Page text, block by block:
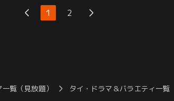
のは…？アチと同じく日本映画に出ること
になったタイトルは、アチにある提案をす
1 2
覧（見放題） タイ・ドラマ＆バラエティ一覧